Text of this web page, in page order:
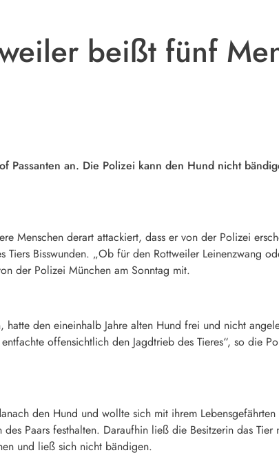
beißt fünf
Passanten an. Die Polizei kann den Hund nicht
Menschen derart attackiert, dass er von der Polizei
Tiers Bisswunden. „Ob für den Rottweiler Leinenzwang
der Polizei München am Sonntag mit.
hatte den eineinhalb Jahre alten Hund frei und nicht
offensichtlich den Jagdtrieb des Tieres“, so die
den Hund und wollte sich mit ihrem
Paars festhalten. Daraufhin ließ die Besitzerin das
und ließ sich nicht bändigen.